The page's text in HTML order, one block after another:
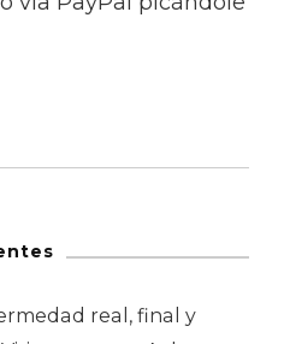
real, final y